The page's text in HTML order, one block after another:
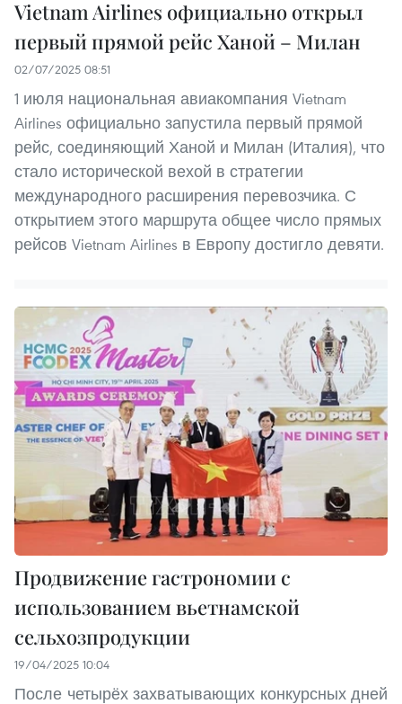
Vietnam Airlines официально открыл
первый прямой рейс Ханой – Милан
02/07/2025 08:51
1 июля национальная авиакомпания Vietnam
Airlines официально запустила первый прямой
рейс, соединяющий Ханой и Милан (Италия), что
стало исторической вехой в стратегии
международного расширения перевозчика. С
открытием этого маршрута общее число прямых
рейсов Vietnam Airlines в Европу достигло девяти.
Продвижение гастрономии с
использованием вьетнамской
сельхозпродукции
19/04/2025 10:04
После четырёх захватывающих конкурсных дней